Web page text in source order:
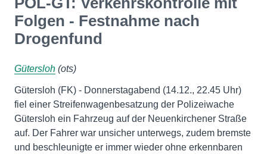
Folgen - Festnahme nach
Drogenfund
Gütersloh (ots)
Gütersloh (FK) - Donnerstagabend (14.12., 22.45 Uhr)
fiel einer Streifenwagenbesatzung der Polizeiwache
Gütersloh ein Fahrzeug auf der Neuenkirchener Straße
auf. Der Fahrer war unsicher unterwegs, zudem bremste
und beschleunigte er immer wieder ohne erkennbaren